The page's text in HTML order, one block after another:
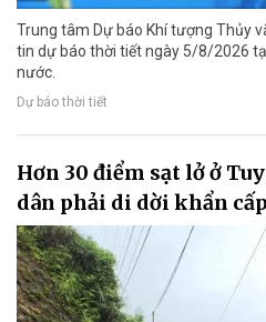
Trung tâm Dự báo Khí tượng Thủy
tin dự báo thời tiết ngày 5/8/2026
nước.
Dự báo thời tiết
Hơn 30 điểm sạt lở ở
dân phải di dời khẩn cấp